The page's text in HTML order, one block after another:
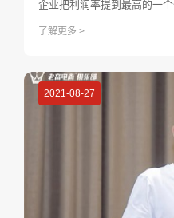
企业把利润率提到最高的一
的右面也就是品牌去进行。
了解更多 >
2021-08-27